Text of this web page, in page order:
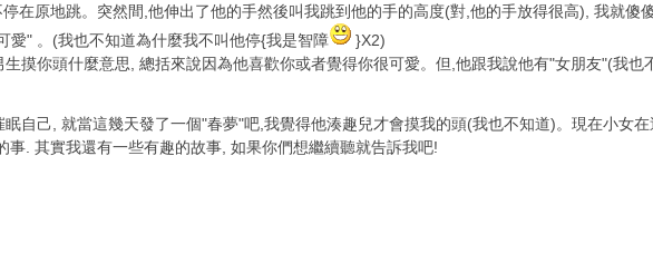
在原地跳。突然間,他伸出了他的手然後叫我跳到他的手的高度(對,他的手放得很高), 我就傻
愛" 。(我也不知道為什麼我不叫他停{我是智障
}X2)
摸你頭什麼意思, 總括來說因為他喜歡你或者覺得你很可愛。但,他跟我說他有"女朋友"(我也
眠自己, 就當這幾天發了一個"春夢"吧,我覺得他湊趣兒才會摸我的頭(我也不知道)。現在小女
事. 其實我還有一些有趣的故事, 如果你們想繼續聽就告訴我吧!